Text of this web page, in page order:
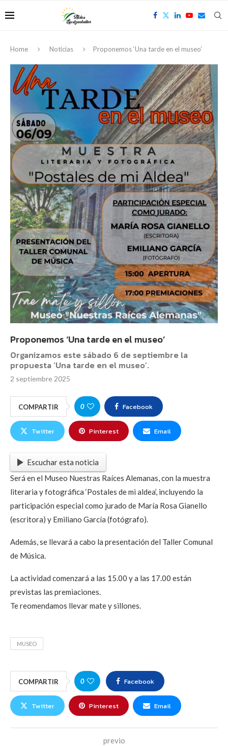
Home Noticias Proponemos ‘Una tarde en el museo’
Proponemos ‘Una tarde en el museo’
Organizamos este sábado 6 de septiembre la
propuesta ‘Una tarde en el museo’.
2 septiembre 2025
COMPARTIR 0 Facebook
Twitter Pinterest Email
Escuchar esta noticia
Será en el Museo Nuestras Raíces Alemanas, con la muestra
literaria y fotográfica ‘Postales de mi aldea’, incluyendo la
participación especial como jurado de María Rosa Gianello
(escritora) y Emiliano García (fotógrafo).
Además, se llevará a cabo la presentación del Taller Comunal
de Música.
La actividad comenzará a las 15.00 y a las 17.00 están
previstas las premiaciones.
Te reomendamos llevar mate y sillones.
MUSEO
COMPARTIR 0 Facebook
Twitter Pinterest Email
previo